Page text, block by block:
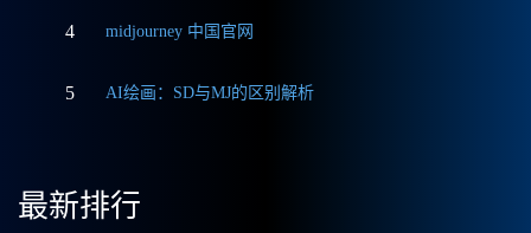
4 midjourney 中国官网
5 AI绘画：SD与MJ的区别解析
最新排行